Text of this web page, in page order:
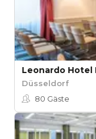
Leonardo
Düsseldorf
80 Gäste